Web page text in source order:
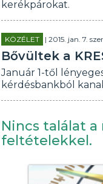
kerékpárokat.
KÖZÉLET | 2015. jan. 7.
Bővültek a
Január 1-től
kérdésbankból
Nincs találat
feltételekkel.